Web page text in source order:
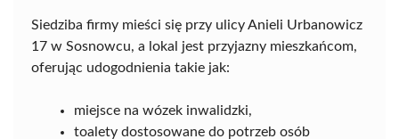
Siedziba firmy mieści się przy ulicy Anieli Urbanowicz
17 w Sosnowcu, a lokal jest przyjazny mieszkańcom,
oferując udogodnienia takie jak:
miejsce na wózek inwalidzki,
toalety dostosowane do potrzeb osób